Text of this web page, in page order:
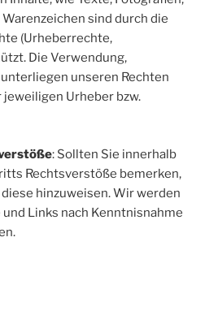
sind durch die
(Urheberrechte,
Die Verwendung,
unseren Rechten
Urheber bzw.
: Sollten Sie innerhalb
Rechtsverstöße bemerken,
hinzuweisen. Wir werden
Links nach Kenntnisnahme